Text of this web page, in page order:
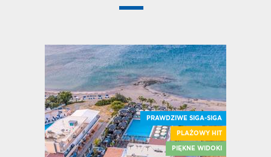
PRAWDZIWE SIGA-SIGA
PLAŻOWY HIT
PIĘKNE WIDOKI